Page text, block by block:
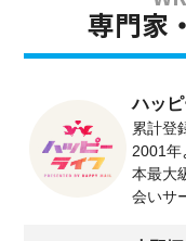
専門家
ハッ
累計登
2001年
本最大
会いサ